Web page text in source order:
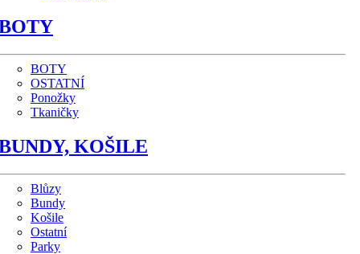
BOTY
OSTATNÍ
Ponožky
Tkaničky
KOŠILE
Blůzy
Bundy
Košile
Ostatní
Parky